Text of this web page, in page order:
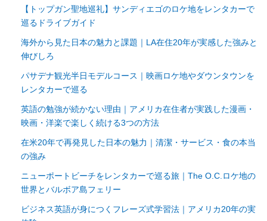
【トップガン聖地巡礼】サンディエゴのロケ地をレンタカーで
巡るドライブガイド
海外から見た日本の魅力と課題｜LA在住20年が実感した強みと
伸びしろ
パサデナ観光半日モデルコース｜映画ロケ地やダウンタウンを
レンタカーで巡る
英語の勉強が続かない理由｜アメリカ在住者が実践した漫画・
映画・洋楽で楽しく続ける3つの方法
在米20年で再発見した日本の魅力｜清潔・サービス・食の本当
の強み
ニューポートビーチをレンタカーで巡る旅｜The O.C.ロケ地の
世界とバルボア島フェリー
ビジネス英語が身につくフレーズ式学習法｜アメリカ20年の実